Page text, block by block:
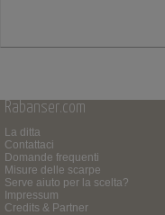
Rabanser.com
La ditta
Contattaci
Domande frequenti
Misure delle scarpe
Serve aiuto per la scelta?
Impressum
Credits & Partner